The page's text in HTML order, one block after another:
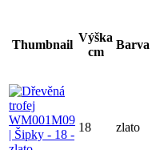
Thumbnail
Výška
cm
Barva
18 zlato